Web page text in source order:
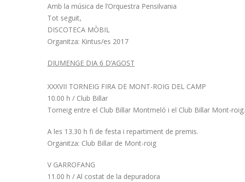
Amb la música de l’Orquestra Pensilvania
Tot seguit,
DISCOTECA MÒBIL
Organitza: Kintus/es 2017
DIUMENGE DIA 6 D’AGOST
XXXVII TORNEIG FIRA DE MONT-ROIG DEL CAMP
10.00 h / Club Billar
Torneig entre el Club Billar Montmeló i el Club Billar Mont-roig.
A les 13.30 h fi de festa i repartiment de premis.
Organitza: Club Billar de Mont-roig
V GARROFANG
11.00 h / Al costat de la depuradora